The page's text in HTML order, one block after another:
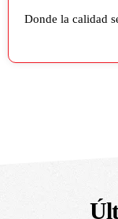
Donde la calidad